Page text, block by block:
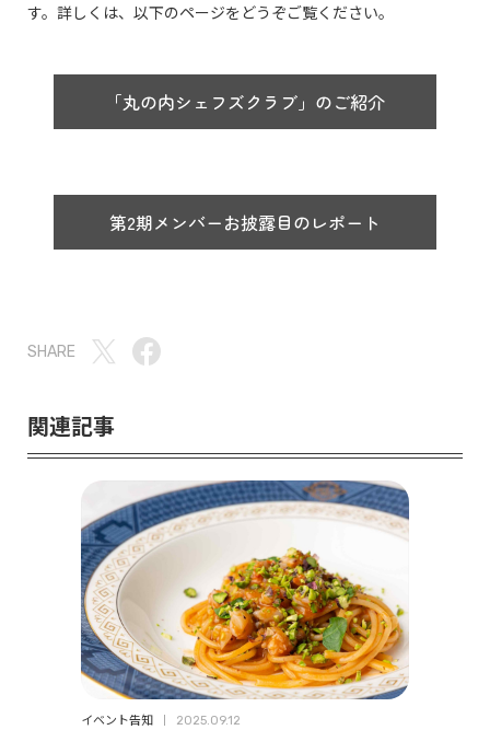
す。詳しくは、以下のページをどうぞご覧ください。
「丸の内シェフズクラブ」のご紹介
第2期メンバーお披露目のレポート
SHARE
関連記事
イベント告知 2025.09.12